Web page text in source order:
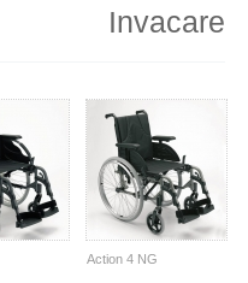
Invacare
Action 4 NG